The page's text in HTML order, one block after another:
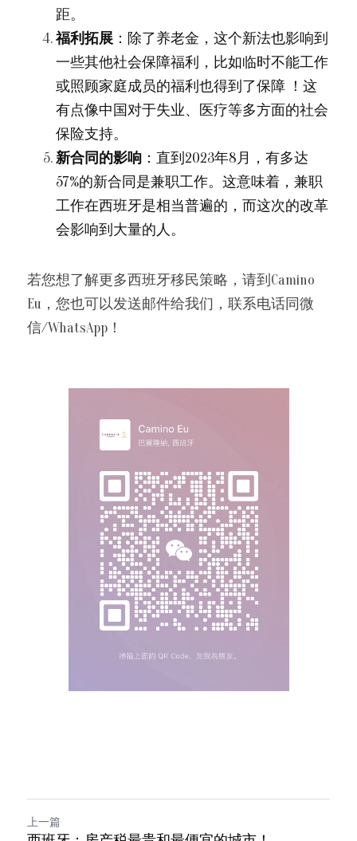
距。
福利拓展 ：除了养老金，这个新法也影响到
一些其他社会保障福利，比如临时不能工作
或照顾家庭成员的福利也得到了保障 ！这
有点像中国对于失业、医疗等多方面的社会
保险支持。
新合同的影响 ：直到2023年8月，有多达
57%的新合同是兼职工作。这意味着，兼职
工作在西班牙是相当普遍的，而这次的改革
会影响到大量的人。
若您想了解更多西班牙移民策略，请到Camino
Eu，您也可以发送邮件给我们，联系电话同微
信/WhatsApp！
上一篇